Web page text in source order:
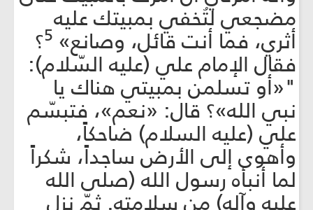
مضجعي لتُخفي بمبيتك عليه
أثري، فما أنت قائل، وصانع» 5؟
فقال الإمام علي (عليه السّلام):
"«أو تسلمن بمبيتي هناك يا
نبي الله»؟ قال: «نعم»، فتبسّم
علي (عليه السلام) ضاحكاً،
وأهوى إلى الأرض ساجداً، شكراً
لما أنبأه رسول الله (صلى الله
عليه وآله) من سلامته. ثمّ نزل